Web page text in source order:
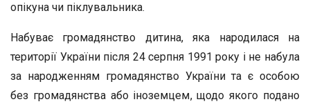
опікуна чи піклувальника.
Набуває громадянство дитина, яка народилася на
території України після 24 серпня 1991 року і не набула
за народженням громадянство України та є особою
без громадянства або іноземцем, щодо якого подано